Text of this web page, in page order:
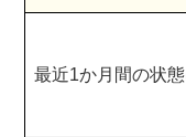
最近1か月間の状